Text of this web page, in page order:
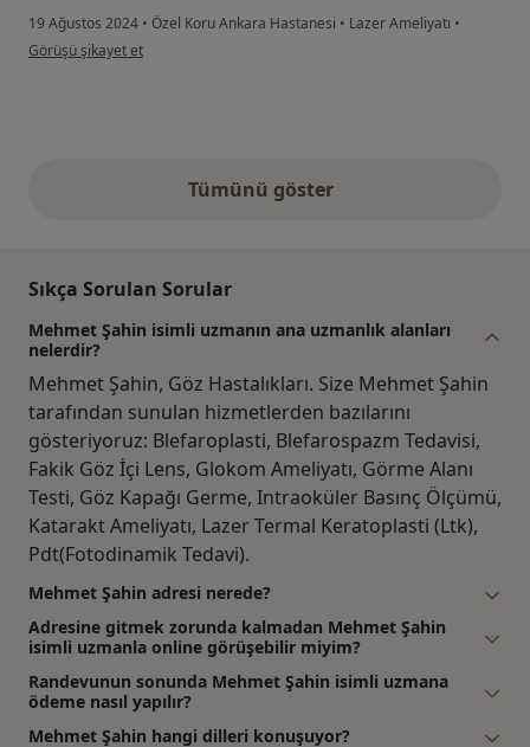
19 Ağustos 2024 • Özel Koru Ankara Hastanesi • Lazer Ameliyatı •
kullanıcının görüşüne göre ta....
Görüşü şikayet et
Tümünü gösteryukarıdaki görüşler
Sıkça Sorulan Sorular
Mehmet Şahin isimli uzmanın ana uzmanlık alanları
nelerdir?
Mehmet Şahin, Göz Hastalıkları. Size Mehmet Şahin
tarafından sunulan hizmetlerden bazılarını
gösteriyoruz: Blefaroplasti, Blefarospazm Tedavisi,
Fakik Göz İçi Lens, Glokom Ameliyatı, Görme Alanı
Testi, Göz Kapağı Germe, Intraoküler Basınç Ölçümü,
Katarakt Ameliyatı, Lazer Termal Keratoplasti (Ltk),
Pdt(Fotodinamik Tedavi).
Mehmet Şahin adresi nerede?
Adresine gitmek zorunda kalmadan Mehmet Şahin
isimli uzmanla online görüşebilir miyim?
Randevunun sonunda Mehmet Şahin isimli uzmana
ödeme nasıl yapılır?
Mehmet Şahin hangi dilleri konuşuyor?